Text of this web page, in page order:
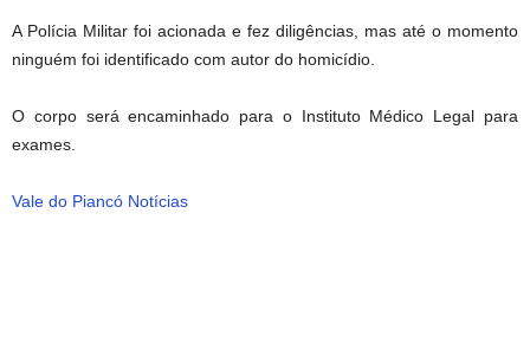
A Polícia Militar foi acionada e fez diligências, mas até o momento
ninguém foi identificado com autor do homicídio.
O corpo será encaminhado para o Instituto Médico Legal para
exames.
Vale do Piancó Notícias